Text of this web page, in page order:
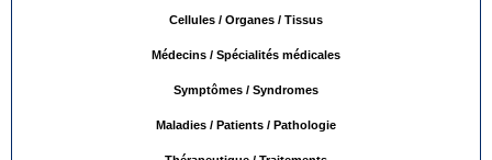
Cellules / Organes / Tissus
Médecins / Spécialités médicales
Symptômes / Syndromes
Maladies / Patients / Pathologie